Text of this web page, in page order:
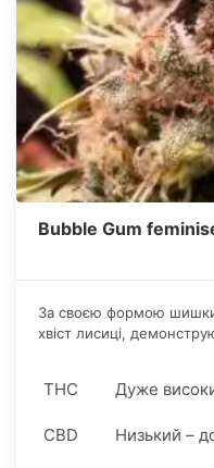
Bubble Gum
За своєю формою шишки
хвіст лисиці,
навантаження.
THC Дуже
CBD Низький –